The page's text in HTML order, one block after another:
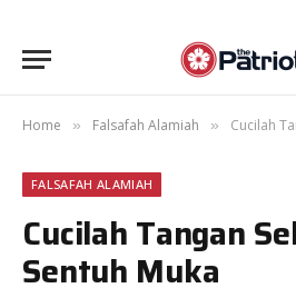
Home » Falsafah Alamiah » Cucilah
FALSAFAH ALAMIAH
Cucilah Tangan
Sentuh Muka